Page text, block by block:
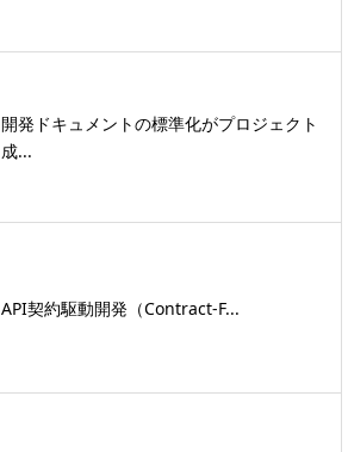
開発ドキュメントの標準化がプロジェクト
成...
API契約駆動開発（Contract-F...